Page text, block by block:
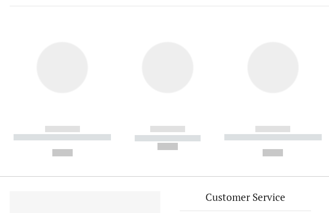
------------
----------- ----------- ----------
------------
----------- -----------
------------
----------- ----------- ----------
Customer Service